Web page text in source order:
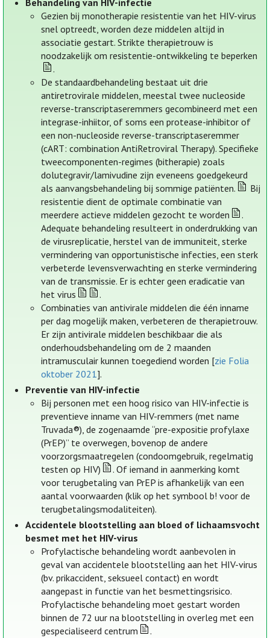
Behandeling van HIV-infectie
Gezien bij monotherapie resistentie van het HIV-virus
snel optreedt, worden deze middelen altijd in
associatie gestart. Strikte therapietrouw is
noodzakelijk om resistentie-ontwikkeling te beperken
.
De standaardbehandeling bestaat uit drie
antiretrovirale middelen, meestal twee nucleoside
reverse-transcriptaseremmers gecombineerd met een
integrase-inhiitor, of soms een protease-inhibitor of
een non-nucleoside reverse-transcriptaseremmer
(cART: combination AntiRetroviral Therapy). Specifieke
tweecomponenten-regimes (bitherapie) zoals
dolutegravir/lamivudine zijn eveneens goedgekeurd
als aanvangsbehandeling bij sommige patiënten.
Bij
resistentie dient de optimale combinatie van
meerdere actieve middelen gezocht te worden
.
Adequate behandeling resulteert in onderdrukking van
de virusreplicatie, herstel van de immuniteit, sterke
vermindering van opportunistische infecties, een sterk
verbeterde levensverwachting en sterke vermindering
van de transmissie. Er is echter geen eradicatie van
het virus
.
Combinaties van antivirale middelen die één inname
per dag mogelijk maken, verbeteren de therapietrouw.
Er zijn antivirale middelen beschikbaar die als
onderhoudsbehandeling om de 2 maanden
intramusculair kunnen toegediend worden [zie Folia
oktober 2021].
Preventie van HIV-infectie
Bij personen met een hoog risico van HIV-infectie is
preventieve inname van HIV-remmers (met name
Truvada®), de zogenaamde “pre-expositie profylaxe
(PrEP)” te overwegen, bovenop de andere
voorzorgsmaatregelen (condoomgebruik, regelmatig
testen op HIV)
. Of iemand in aanmerking komt
voor terugbetaling van PrEP is afhankelijk van een
aantal voorwaarden (klik op het symbool b! voor de
terugbetalingsmodaliteiten).
Accidentele blootstelling aan bloed of lichaamsvocht
besmet met het HIV-virus
Profylactische behandeling wordt aanbevolen in
geval van accidentele blootstelling aan het HIV-virus
(bv. prikaccident, seksueel contact) en wordt
aangepast in functie van het besmettingsrisico.
Profylactische behandeling moet gestart worden
binnen de 72 uur na blootstelling in overleg met een
gespecialiseerd centrum
.